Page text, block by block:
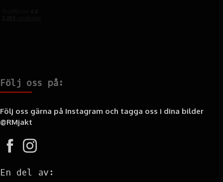
Följ oss på:
Följ oss gärna på Instagram och tagga oss i dina bilder
@RMjakt
En del av: